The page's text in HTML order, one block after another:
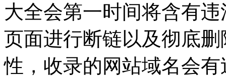
大全会第一时间将含有
页面进行断链以及彻底
性，收录的网站域名会